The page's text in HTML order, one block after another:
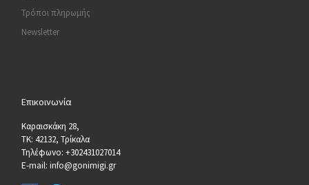
Τρόποι πληρωμής
Newsletter
Επικοινωνία
Καραισκάκη 28,
ΤΚ: 42132, Τρίκαλα
Τηλέφωνο: +302431027014
E-mail: info@gonimigi.gr